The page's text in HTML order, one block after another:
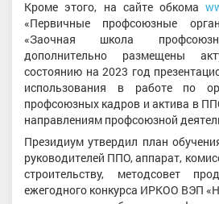
Кроме этого, на сайте обкома
«Первичные профсоюзные
«Заочная школа
дополнительно размещены
состоянию на 2023 год
использования в работе по
профсоюзных кадров и актива в
направлениям профсоюзной
Президиум утвердил план
руководителей ППО, аппарат,
строительству, методсовет
ежегодного конкурса ИРКОО ВЭП